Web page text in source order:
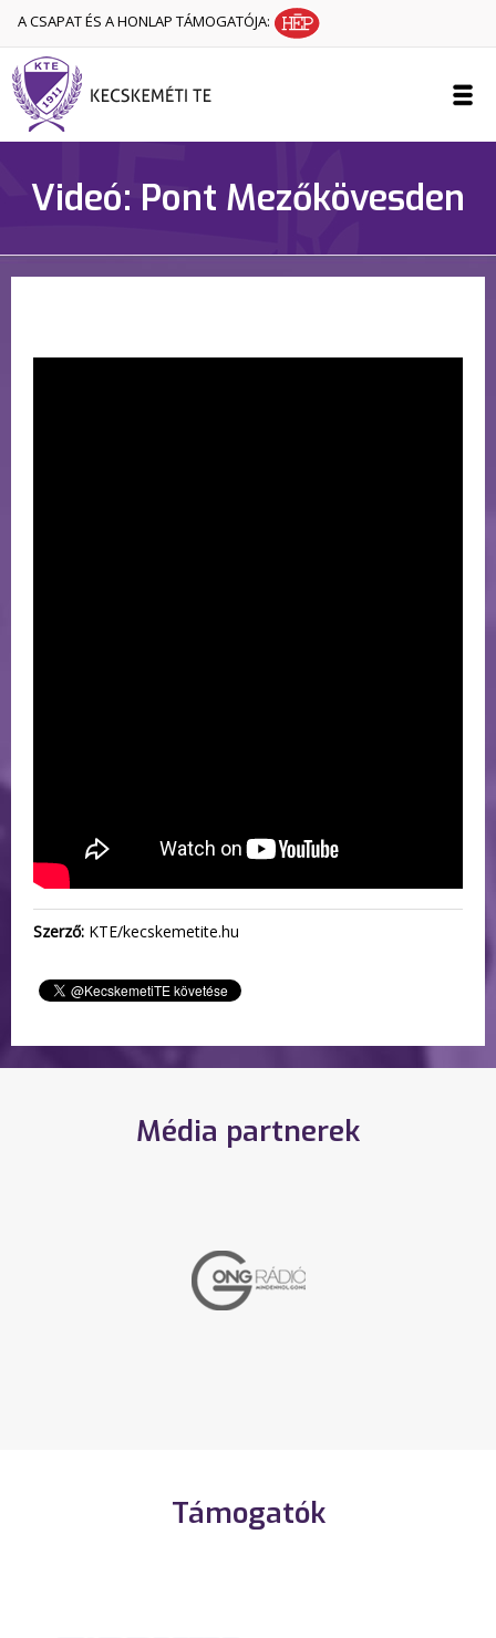
A CSAPAT ÉS A HONLAP TÁMOGATÓJA:
Videó: Pont Mezőkövesden
Szerző: KTE/kecskemetite.hu
Média partnerek
Támogatók